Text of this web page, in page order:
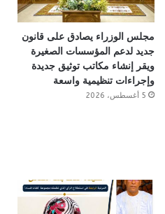
مجلس الوزراء يصادق على قانون
جديد لدعم المؤسسات الصغيرة
ويقر إنشاء مكاتب توثيق جديدة
وإجراءات تنظيمية واسعة
5 أغسطس، 2026